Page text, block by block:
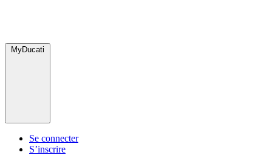
MyDucati
Se connecter
S’inscrire